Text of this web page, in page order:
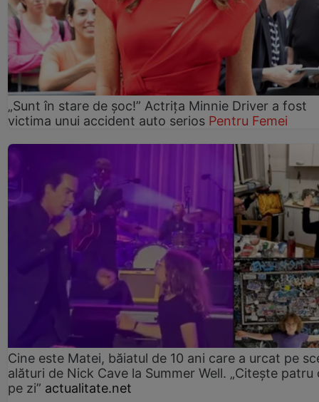
„Sunt în stare de șoc!” Actrița Minnie Driver a fost
victima unui accident auto serios Pentru Femei
Cine este Matei, băiatul de 10 ani care a urcat pe
alături de Nick Cave la Summer Well. „Citește patru
pe zi” actualitate.net